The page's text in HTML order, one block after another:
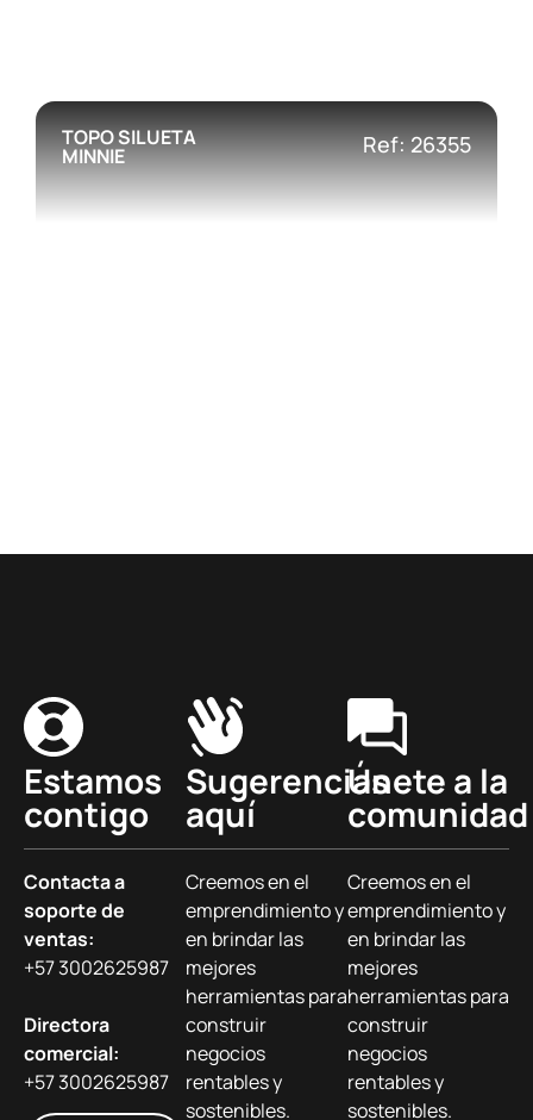
TOPO SILUETA
MINNIE Ref: 26355
Estamos
contigo
Contacta a
soporte de
ventas:
+57 3002625987
Directora
comercial:
+57 3002625987
Sugerencias
aquí
Creemos en el
emprendimiento y
en brindar las
mejores
herramientas para
construir
negocios
rentables y
sostenibles.
Únete a la
comunidad
Creemos en el
emprendimiento y
en brindar las
mejores
herramientas para
construir
negocios
rentables y
sostenibles.